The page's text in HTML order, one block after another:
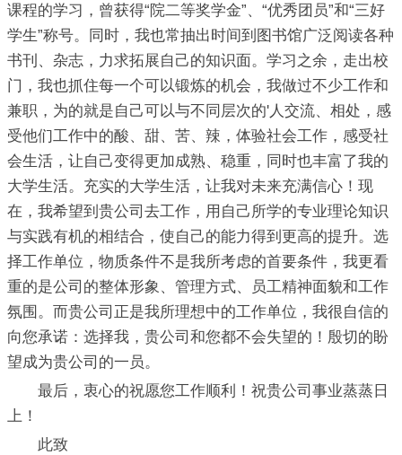
课程的学习，曾获得“院二等奖学金”、“优秀团员”和“三好
学生”称号。同时，我也常抽出时间到图书馆广泛阅读各种
书刊、杂志，力求拓展自己的知识面。学习之余，走出校
门，我也抓住每一个可以锻炼的机会，我做过不少工作和
兼职，为的就是自己可以与不同层次的'人交流、相处，感
受他们工作中的酸、甜、苦、辣，体验社会工作，感受社
会生活，让自己变得更加成熟、稳重，同时也丰富了我的
大学生活。充实的大学生活，让我对未来充满信心！现
在，我希望到贵公司去工作，用自己所学的专业理论知识
与实践有机的相结合，使自己的能力得到更高的提升。选
择工作单位，物质条件不是我所考虑的首要条件，我更看
重的是公司的整体形象、管理方式、员工精神面貌和工作
氛围。而贵公司正是我所理想中的工作单位，我很自信的
向您承诺：选择我，贵公司和您都不会失望的！殷切的盼
望成为贵公司的一员。
最后，衷心的祝愿您工作顺利！祝贵公司事业蒸蒸日
上！
此致